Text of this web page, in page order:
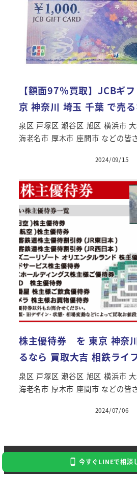
【額面97％買取】JCBギ
京 神奈川 埼玉 千葉 で売
泉区 戸塚区 瀬谷区 旭区 横浜市
海老名市 厚木市 座間市 などの
2024/09/15
株主優待券 を 東京 神奈
るなら 買取大吉 相鉄ライ
泉区 戸塚区 瀬谷区 旭区 横浜市
海老名市 厚木市 座間市 などの
2024/07/06
Copyright 2024
今すぐLINEで相談